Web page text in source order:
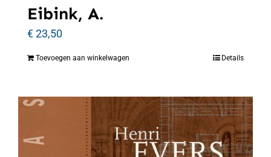
Eibink, A.
€23,50
Toevoegen aan winkelwagen Details